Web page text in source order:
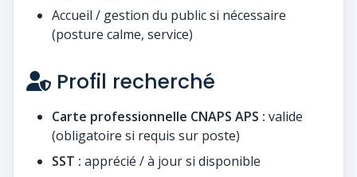
Accueil / gestion du public si nécessaire
(posture calme, service)
Profil recherché
Carte professionnelle CNAPS APS : valide
(obligatoire si requis sur poste)
SST : apprécié / à jour si disponible